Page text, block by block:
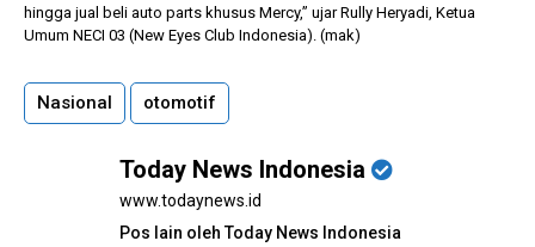
hingga jual beli auto parts khusus Mercy,” ujar Rully Heryadi, Ketua
Umum NECI 03 (New Eyes Club Indonesia). (mak)
Nasional otomotif
Today News Indonesia
www.todaynews.id
Pos lain oleh Today News Indonesia